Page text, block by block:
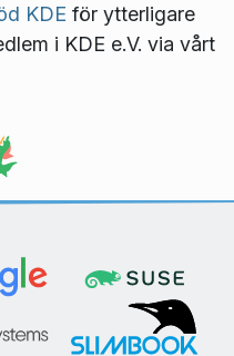
KDE för ytterligare
i KDE e.V. via vårt